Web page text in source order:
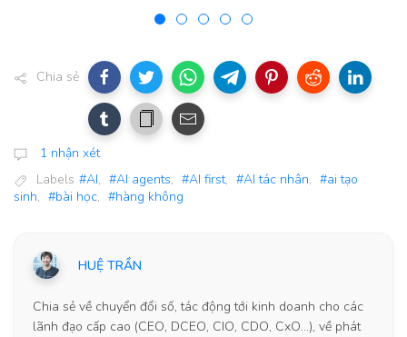
Chia sẻ
1 nhận xét
Labels #AI, #AI agents, #AI first, #AI tác nhân, #ai tạo
sinh, #bài học, #hàng không
HUỆ TRẦN
Chia sẻ về chuyển đổi số, tác động tới kinh doanh cho các
lãnh đạo cấp cao (CEO, DCEO, CIO, CDO, CxO...), về phát